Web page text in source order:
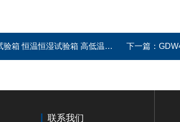
温恒湿试验箱 高低温箱 上海博珍报价 下一篇：
联系我们